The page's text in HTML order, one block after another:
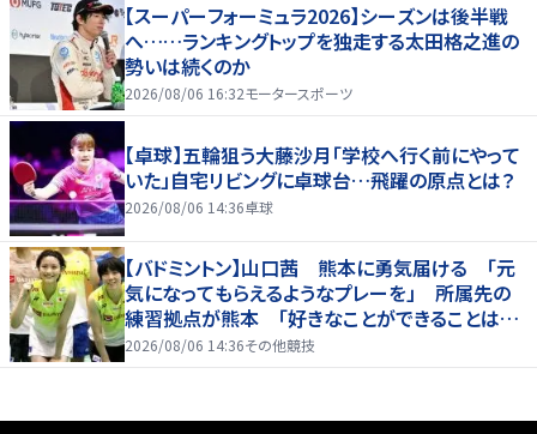
【スーパーフォーミュラ2026】シーズンは後半戦
へ……ランキングトップを独走する太田格之進の
勢いは続くのか
2026/08/06 16:32モータースポーツ
【卓球】五輪狙う大藤沙月「学校へ行く前にやって
いた」自宅リビングに卓球台…飛躍の原点とは？
2026/08/06 14:36卓球
【バドミントン】山口茜 熊本に勇気届ける 「元
気になってもらえるようなプレーを」 所属先の
練習拠点が熊本 「好きなことができることは当
たり前じゃない」
2026/08/06 14:36その他競技